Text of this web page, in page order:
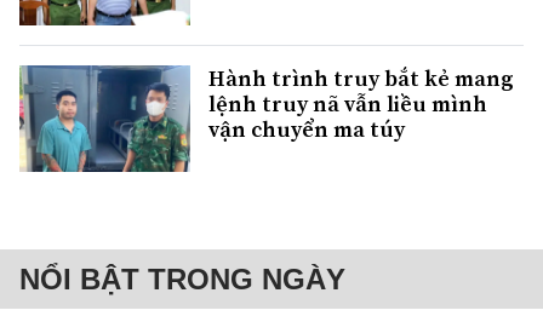
Hành trình truy bắt kẻ mang
lệnh truy nã vẫn liều mình
vận chuyển ma túy
NỔI BẬT TRONG NGÀY